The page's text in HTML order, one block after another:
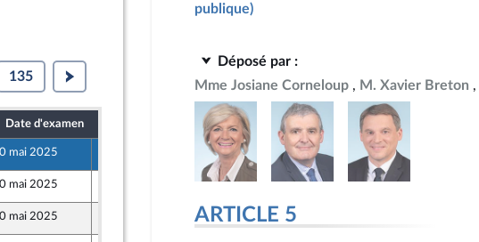
135
Date d'examen
mai 2025
mai 2025
mai 2025
publique)
Déposé par :
Mme Josiane Corneloup
M. Xavier Breton
ARTICLE 5